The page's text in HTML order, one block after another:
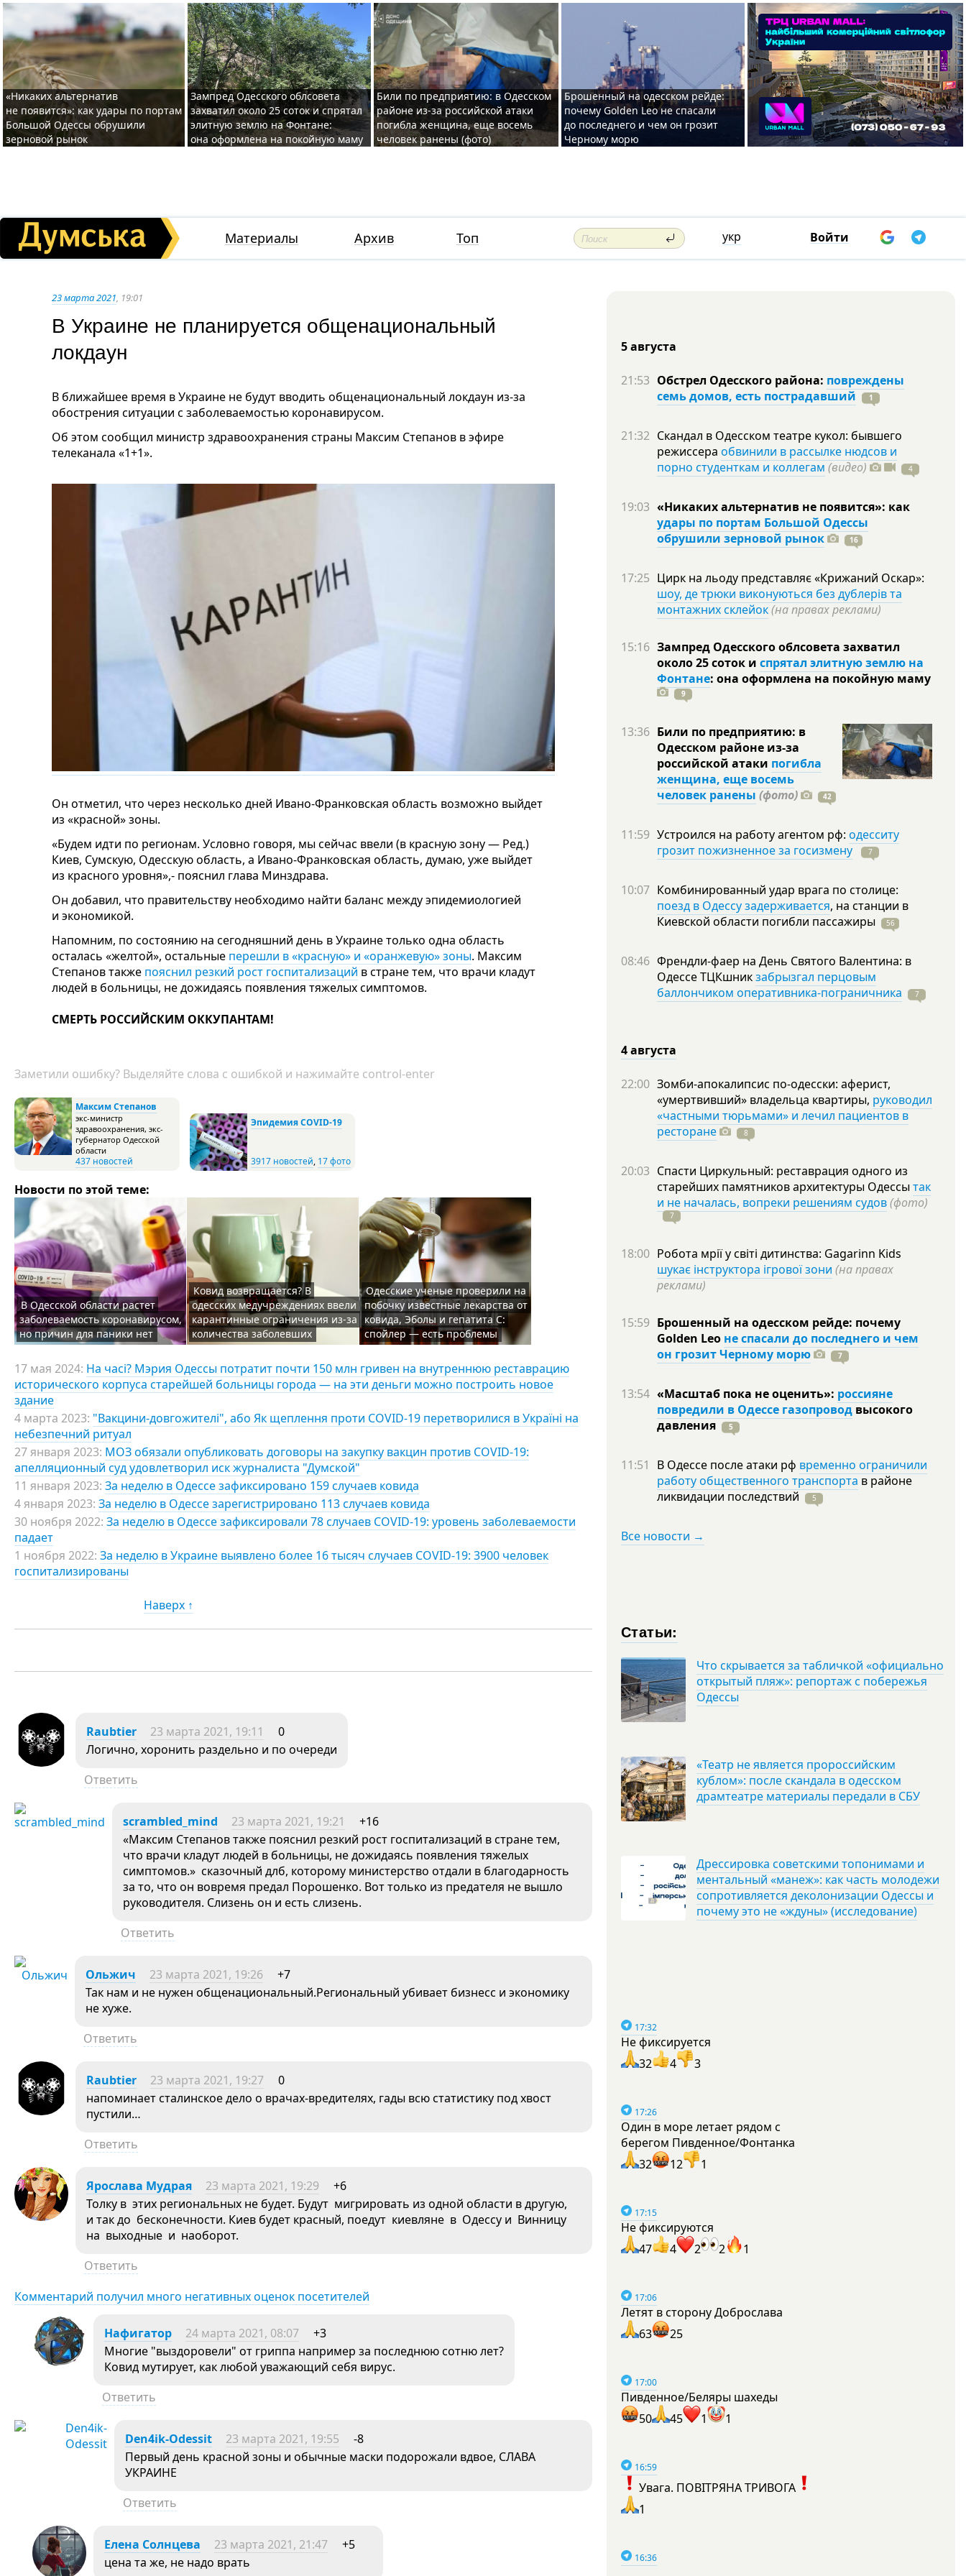
«Никаких альтернатив
не появится»: как удары по портам
Большой Одессы обрушили
зерновой рынок
Зампред Одесского облсовета
захватил около 25 соток и спрятал
элитную землю на Фонтане:
она оформлена на покойную маму
Били по предприятию: в Одесском
районе из-за российской атаки
погибла женщина, еще восемь
человек ранены (фото)
Брошенный на одесском рейде:
почему Golden Leo не спасали
до последнего и чем он грозит
Черному морю
Материалы Архив Топ укр Войти
23 марта 2021, 19:01
В Украине не планируется общенациональный
локдаун
В ближайшее время в Украине не будут вводить общенациональный локдаун из-за
обострения ситуации с заболеваемостью коронавирусом.
Об этом сообщил министр здравоохранения страны Максим Степанов в эфире
телеканала «1+1».
Он отметил, что через несколько дней Ивано-Франковская область возможно выйдет
из «красной» зоны.
«Будем идти по регионам. Условно говоря, мы сейчас ввели (в красную зону — Ред.)
Киев, Сумскую, Одесскую область, а Ивано-Франковская область, думаю, уже выйдет
из красного уровня»,- пояснил глава Минздрава.
Он добавил, что правительству необходимо найти баланс между эпидемиологией
и экономикой.
Напомним, по состоянию на сегодняшний день в Украине только одна область
осталась «желтой», остальные перешли в «красную» и «оранжевую» зоны. Максим
Степанов также пояснил резкий рост госпитализаций в стране тем, что врачи кладут
людей в больницы, не дожидаясь появления тяжелых симптомов.
СМЕРТЬ РОССИЙСКИМ ОККУПАНТАМ!
Заметили ошибку? Выделяйте слова с ошибкой и нажимайте control-enter
Максим Степанов
экс-министр
здравоохранения, экс-
губернатор Одесской
области
437 новостей
Эпидемия COVID-19
3917 новостей, 17 фото
Новости по этой теме:
В Одесской области растет
заболеваемость коронавирусом,
но причин для паники нет
Ковид возвращается? В
одесских медучреждениях ввели
карантинные ограничения из-за
количества заболевших
Одесские ученые проверили на
побочку известные лекарства от
ковида, Эболы и гепатита С:
спойлер — есть проблемы
17 мая 2024: На часі? Мэрия Одессы потратит почти 150 млн гривен на внутреннюю реставрацию
исторического корпуса старейшей больницы города — на эти деньги можно построить новое
здание
4 марта 2023: "Вакцини-довгожителі", або Як щеплення проти COVID-19 перетворилися в Україні на
небезпечний ритуал
27 января 2023: МОЗ обязали опубликовать договоры на закупку вакцин против COVID-19:
апелляционный суд удовлетворил иск журналиста "Думской"
11 января 2023: За неделю в Одессе зафиксировано 159 случаев ковида
4 января 2023: За неделю в Одессе зарегистрировано 113 случаев ковида
30 ноября 2022: За неделю в Одессе зафиксировали 78 случаев COVID-19: уровень заболеваемости
падает
1 ноября 2022: За неделю в Украине выявлено более 16 тысяч случаев COVID-19: 3900 человек
госпитализированы
Наверх ↑
Raubtier 23 марта 2021, 19:11
0
Логично, хоронить раздельно и по очереди
Ответить
scrambled_mind 23 марта 2021, 19:21
+16
«Максим Степанов также пояснил резкий рост госпитализаций в стране тем,
что врачи кладут людей в больницы, не дожидаясь появления тяжелых
симптомов.» сказочный длб, которому министерство отдали в благодарность
за то, что он вовремя предал Порошенко. Вот только из предателя не вышло
руководителя. Слизень он и есть слизень.
Ответить
Ольжич 23 марта 2021, 19:26
+7
Так нам и не нужен общенациональный.Региональный убивает бизнесс и экономику
не хуже.
Ответить
Raubtier 23 марта 2021, 19:27
0
напоминает сталинское дело о врачах-вредителях, гады всю статистику под хвост
пустили…
Ответить
Ярослава Мудрая 23 марта 2021, 19:29
+6
Толку в этих региональных не будет. Будут мигрировать из одной области в другую,
и так до бесконечности. Киев будет красный, поедут киевляне в Одессу и Винницу
на выходные и наоборот.
Ответить
Комментарий получил много негативных оценок посетителей
Нафигатор 24 марта 2021, 08:07
+3
Многие "выздоровели" от гриппа например за последнюю сотню лет?
Ковид мутирует, как любой уважающий себя вирус.
Ответить
Den4ik-Odessit 23 марта 2021, 19:55
-8
Первый день красной зоны и обычные маски подорожали вдвое, СЛАВА
УКРАИНЕ
Ответить
Елена Солнцева 23 марта 2021, 21:47
+5
цена та же, не надо врать
5 августа
21:53 Обстрел Одесского района: повреждены
семь домов, есть пострадавший
1
21:32 Скандал в Одесском театре кукол: бывшего
режиссера обвинили в рассылке нюдсов и
порно студенткам и коллегам (видео) 4
19:03 «Никаких альтернатив не появится»: как
удары по портам Большой Одессы
обрушили зерновой рынок
16
17:25 Цирк на льоду представляє «Крижаний Оскар»:
шоу, де трюки виконуються без дублерів та
монтажних склейок(на правах реклами)
15:16 Зампред Одесского облсовета захватил
около 25 соток и спрятал элитную землю на
Фонтане: она оформлена на покойную маму
9
13:36 Били по предприятию: в
Одесском районе из-за
российской атаки погибла
женщина, еще восемь
человек ранены (фото) 42
11:59 Устроился на работу агентом рф: одесситу
грозит пожизненное за госизмену
7
10:07 Комбинированный удар врага по столице:
поезд в Одессу задерживается, на станции в
Киевской области погибли пассажиры 56
08:46 Френдли-фаер на День Святого Валентина: в
Одессе ТЦКшникзабрызгал перцовым
баллончиком оперативника-пограничника
7
4 августа
22:00 Зомби-апокалипсис по-одесски: аферист,
«умертвивший» владельца квартиры, руководил
«частными тюрьмами» и лечил пациентов в
ресторане
8
20:03 Спасти Циркульный: реставрация одного из
старейших памятников архитектуры Одессы так
и не началась, вопреки решениям судов(фото)
7
18:00 Робота мрії у світі дитинства: Gagarinn Kids
шукає інструктора ігрової зони (на правах
реклами)
15:59 Брошенный на одесском рейде: почему
Golden Leo не спасали до последнего и чем
он грозит Черному морю
7
13:54 «Масштаб пока не оценить»: россияне
повредили в Одессе газопровод высокого
давления
5
11:51 В Одессе после атаки рф временно ограничили
работу общественного транспорта в районе
ликвидации последствий 5
Все новости →
Статьи:
Что скрывается за табличкой «официально
открытый пляж»: репортаж с побережья
Одессы
«Театр не является пророссийским
кублом»: после скандала в одесском
драмтеатре материалы передали в СБУ
Дрессировка советскими топонимами и
ментальный «манеж»: как часть молодежи
сопротивляется деколонизации Одессы и
почему это не «ждуны» (исследование)
17:32
Не фиксируется
32
4 3
17:26
Один в море летает рядом с
берегом Пивденное/Фонтанка
32
12 1
17:15
Не фиксируются
47
4 2 2 1
17:06
Летят в сторону Доброслава
63
25
17:00
Пивденное/Беляры шахеды
50
45 1 1
16:59
Увага. ПОВІТРЯНА ТРИВОГА
1
16:36